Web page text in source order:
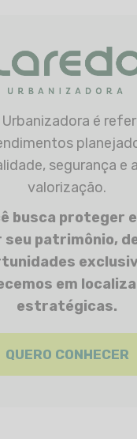
segurança e
valorização.
busca proteger
seu patrimônio,
em
estratégicas.
QUERO CONHECER